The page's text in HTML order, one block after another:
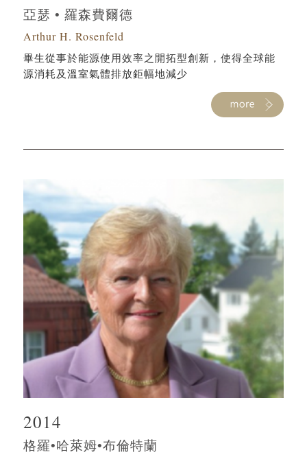
亞瑟 • 羅森費爾德
Arthur H. Rosenfeld
畢生從事於能源使用效率之開拓型創新，使得全球能
源消耗及溫室氣體排放鉅幅地減少
2014
格羅•哈萊姆•布倫特蘭